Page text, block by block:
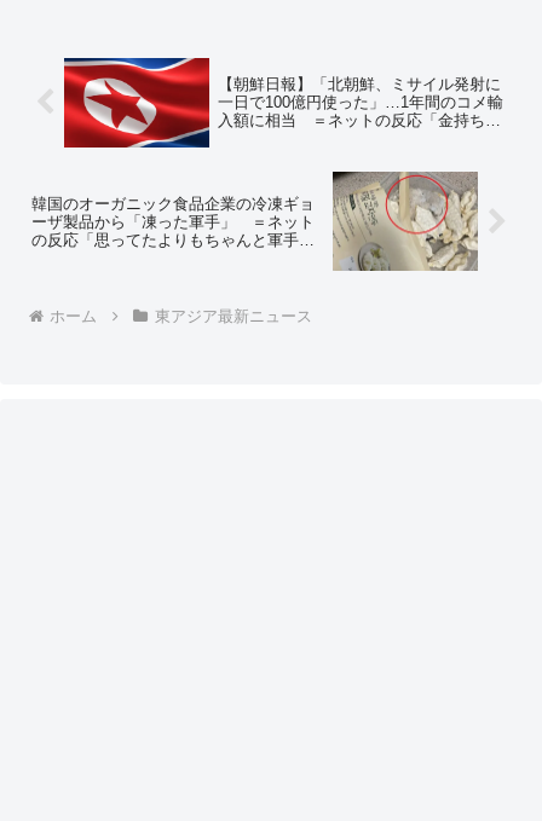
【朝鮮日報】「北朝鮮、ミサイル発射に
一日で100億円使った」…1年間のコメ輸
入額に相当 ＝ネットの反応「金持ちだ
韓国のオーガニック食品企業の冷凍ギョ
ーザ製品から「凍った軍手」 ＝ネット
の反応「思ってたよりもちゃんと軍手が
ホーム 東アジア最新ニュース